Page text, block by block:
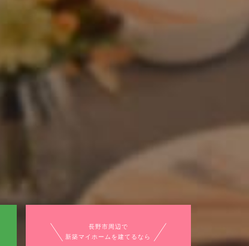
長野市周辺で
新築マイホームを建てるなら